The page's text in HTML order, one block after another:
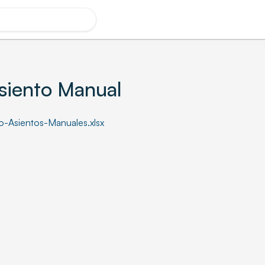
Manual
Asientos-Manuales.xlsx